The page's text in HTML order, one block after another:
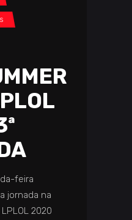
feira
jornada na
2020